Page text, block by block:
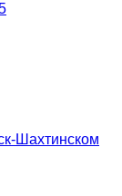
Шахтинском